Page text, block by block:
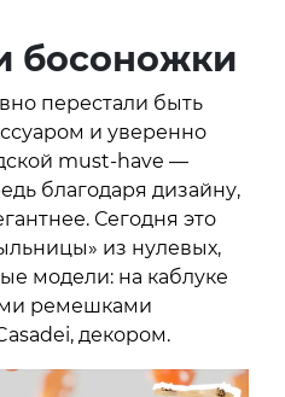
босоножки
перестали быть
и уверенно
must-have —
благодаря дизайну,
Сегодня это
из нулевых,
модели: на каблуке
ремешками
декором.